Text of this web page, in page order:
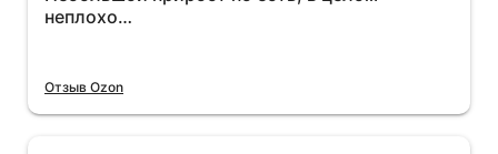
неплохо…
Отзыв Ozon